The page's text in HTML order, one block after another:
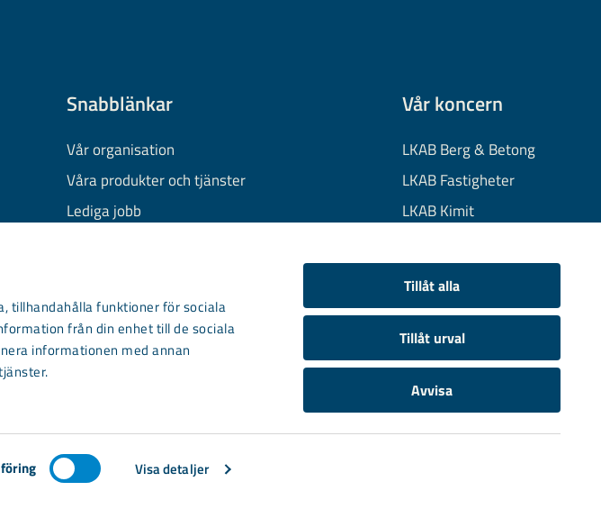
tillhandahålla funktioner för sociala
från din enhet till de sociala
informationen med annan
Visa detaljer
Tillåt alla
Tillåt urval
Avvisa
Snabblänkar
Vår organisation
Våra produkter och tjänster
Lediga jobb
Information om cookies
Kontakta oss
Vår koncern
LKAB Berg & Betong
LKAB Fastigheter
LKAB Kimit
LKAB Wassara
Samhällsutveckling